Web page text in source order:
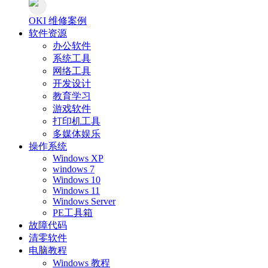
OKI 维修案例
软件资源
办公软件
系统工具
网络工具
开发设计
教育学习
游戏软件
打印机工具
多媒体娱乐
操作系统
Windows XP
windows 7
Windows 10
Windows 11
Windows Server
PE工具箱
故障代码
清零软件
电脑教程
Windows 教程